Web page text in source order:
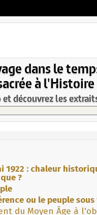
dans le
à l'Histoire
et découvrez les
1922 : chaleur
?
ou le peuple
du Moyen Âge à